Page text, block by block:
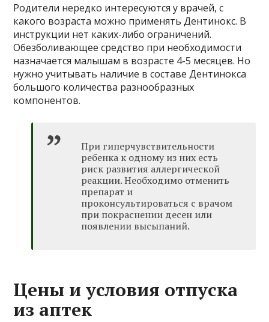
Родители нередко интересуются у врачей, с
какого возраста можно применять Дентинокс. В
инструкции нет каких-либо ограничений.
Обезболивающее средство при необходимости
назначается малышам в возрасте 4-5 месяцев. Но
нужно учитывать наличие в составе Дентинокса
большого количества разнообразных
компонентов.
При гиперчувствительности
ребенка к одному из них есть
риск развития аллергической
реакции. Необходимо отменить
препарат и
проконсультироваться с врачом
при покраснении десен или
появлении высыпаний.
Цены и условия отпуска
из аптек